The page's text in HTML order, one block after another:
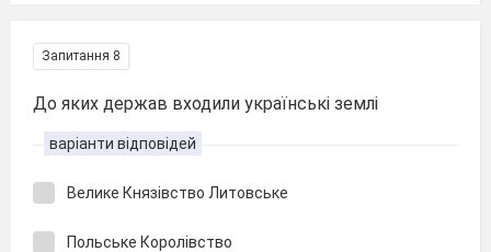
Запитання 8
До яких держав входили українські землі
варіанти відповідей
Велике Князівство Литовське
Польське Королівство